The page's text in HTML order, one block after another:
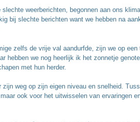
weerberichten, begonnen aan ons
bij slechte berichten want we hebben na
zelfs de vrije val aandurfde, zijn we op een
hebben we nog heerlijk ik het zonnetje
met hun herder.
zijn weg op zijn eigen niveau en snelheid.
ook voor het uitwisselen van ervaringen